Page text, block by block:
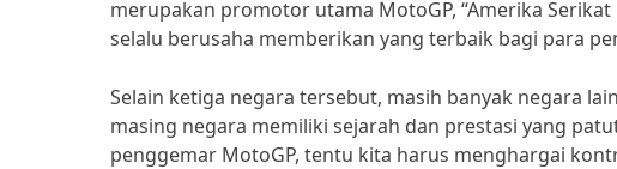
merupakan promotor utama MotoGP, “Amerika
selalu berusaha memberikan yang terbaik bagi para
Selain ketiga negara tersebut, masih banyak negara
masing negara memiliki sejarah dan prestasi yang
penggemar MotoGP, tentu kita harus menghargai